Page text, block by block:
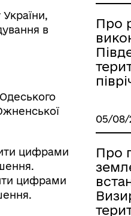
в
цифрами
цифрами
Про
05/08/
Про